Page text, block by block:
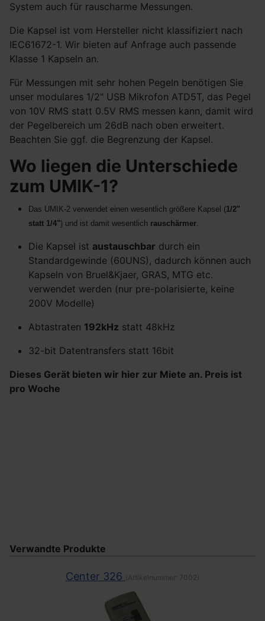
System auch für rauscharme Messungen.
Die Kapsel ist vom Hersteller nicht klassifiziert nach
IEC61672-1. Wir bieten auf Anfrage auch passende
Klasse 1 Kapseln an.
Für Messungen mit sehr hohen Pegeln benötigen Sie
unser modulares 1/2" USB Mikrofon ATD5T, das Pegel
von 10V RMS statt 0.5V RMS messen kann, damit wird
der Pegelbereich um 26dB nach oben erweitert.
Beachten Sie ggf. die Begrenzung der Kapsel.
Wo liegen die Unterschiede
zum UMIK-1?
Das UMIK-2 verwendet einen wesentlich größere Kapsel (1/2"
statt 1/4") und ist damit wesentlich rauschärmer.
Die Kapsel ist austauschbar durch ein
Standardgewinde (60UNS), dadurch können auch
Kapseln von Bruel&Kjaer, GRAS, MTG etc.
verwendet werden (nur pre-polarisierte, keine
200V Modelle)
Abtastraten 192kHz statt 48kHz
32-bit Datentransfers statt 16bit
Dieses Gerät bieten wir hier zur Miete an. Preis ist
pro Woche
Verwandte Produkte
Center 326 (Artikelnummer: 7002 )